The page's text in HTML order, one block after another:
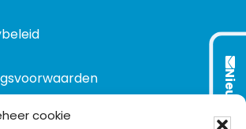
cookie
Nieuwsbrief